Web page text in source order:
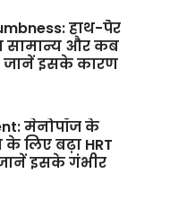
हाथ-पैर
सामान्य और कब
जानें इसके कारण
मेनोपॉज के
के लिए बढ़ा HRT
इसके गंभीर